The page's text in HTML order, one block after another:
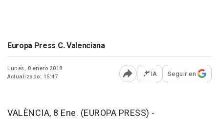
Europa Press C. Valenciana
Lunes, 8 enero 2018
Actualizado: 15:47
Abrir opciones para
IA Seguir en
VALÈNCIA, 8 Ene. (EUROPA PRESS) -